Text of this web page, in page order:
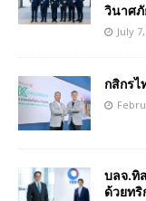
วินาศ
July
กสิกรไ
บลจ.ทิ
ด้วยท